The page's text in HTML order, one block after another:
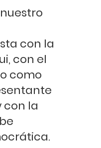
con la
con el
como
con la